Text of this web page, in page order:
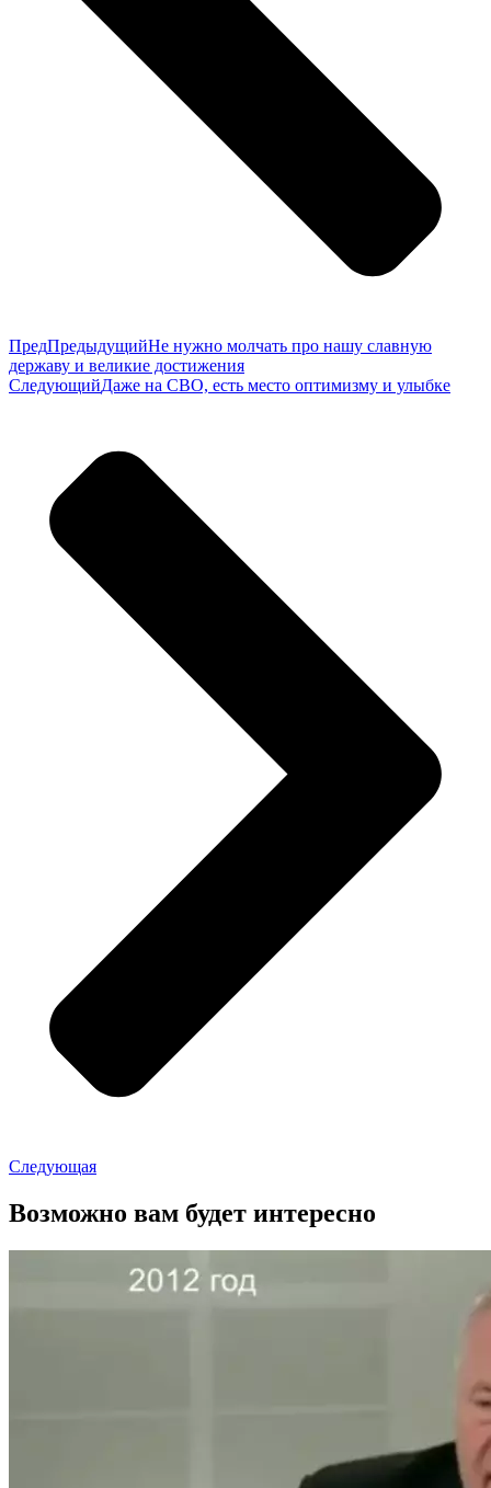
ПредПредыдущийНе нужно молчать про нашу славную
державу и великие достижения
СледующийДаже на СВО, есть место оптимизму и улыбке
Следующая
Возможно вам будет интересно